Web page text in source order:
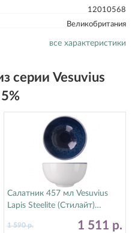
12010568
Великобритания
все характеристики
серии Vesuvius
Салатник 457 мл Vesuvius
Lapis Steelite (Стилайт)
1 511 р.
1 590р.